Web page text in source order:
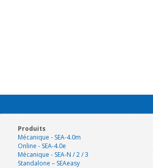
Produits
Mécanique - SEA-4.0m
Online - SEA-4.0e
Mécanique - SEA-N / 2 / 3
Standalone – SEAeasy